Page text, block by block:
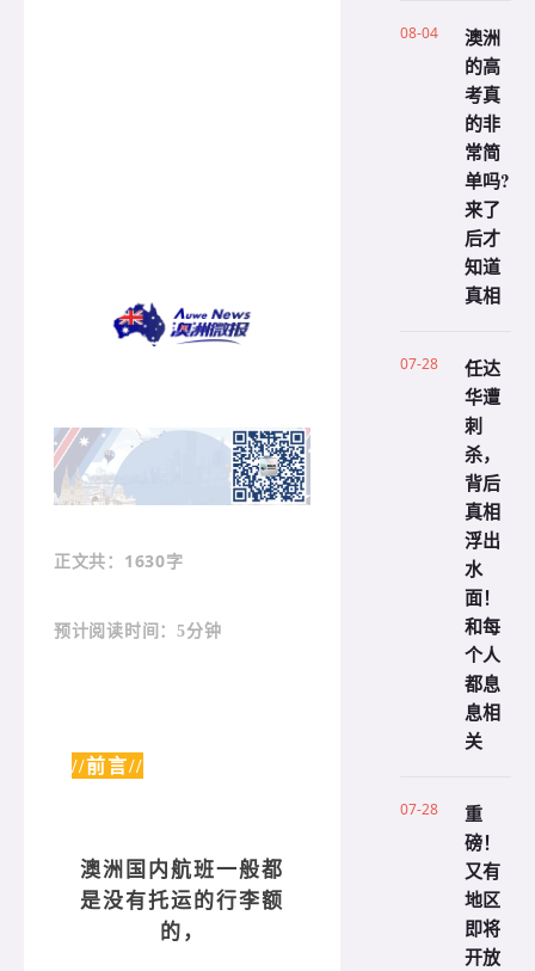
正文共 ：1630字
预计阅读时间：5分钟
//前言//
澳洲国内航班一般都
是没有托运的行李额
的，
08-04
澳洲
的高
考真
的非
常简
单吗?
来了
后才
知道
真相
07-28
任达
华遭
刺
杀，
背后
真相
浮出
水
面！
和每
个人
都息
息相
关
07-28
重
磅！
又有
地区
即将
开放